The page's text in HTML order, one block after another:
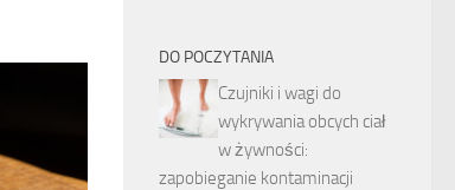
DO POCZYTANIA
Czujniki i wagi do
wykrywania obcych ciał
w żywności:
zapobieganie kontaminacji